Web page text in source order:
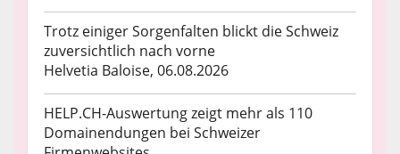
Trotz einiger Sorgenfalten blickt die Schweiz
zuversichtlich nach vorne
Helvetia Baloise, 06.08.2026
HELP.CH-Auswertung zeigt mehr als 110
Domainendungen bei Schweizer